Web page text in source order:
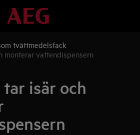
tvättmedelsfack
monterar vattendispensern
isär och